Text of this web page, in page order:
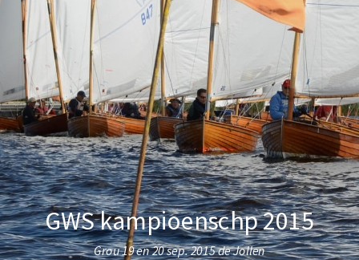
GWS kampioenschp 2015
Grou 19 en 20 sep. 2015 de Jollen